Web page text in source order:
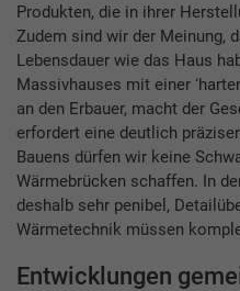
Produkten, die in ihrer
Zudem sind wir der Meinung,
Lebensdauer wie das Haus
Massivhauses mit einer
an den Erbauer, macht der
erfordert eine deutlich
Bauens dürfen wir keine
Wärmebrücken schaffen. In
deshalb sehr penibel,
Wärmetechnik müssen
Entwicklungen